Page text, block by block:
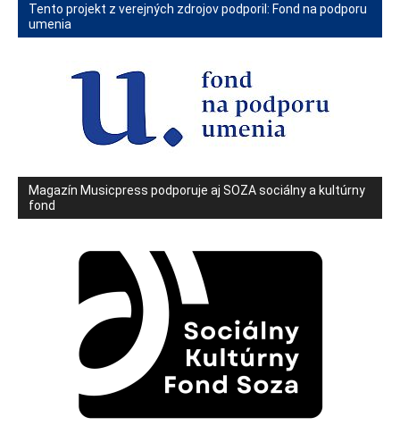
Tento projekt z verejných zdrojov podporil: Fond na podporu
umenia
Magazín Musicpress podporuje aj SOZA sociálny a kultúrny
fond